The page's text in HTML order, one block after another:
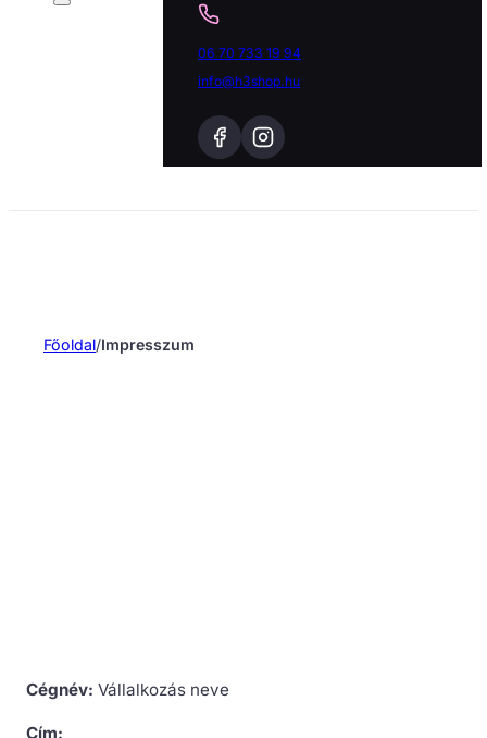
06 70 733 19 94
info@h3shop.hu
Főoldal/Impresszum
Cégnév: Vállalkozás neve
Cím: